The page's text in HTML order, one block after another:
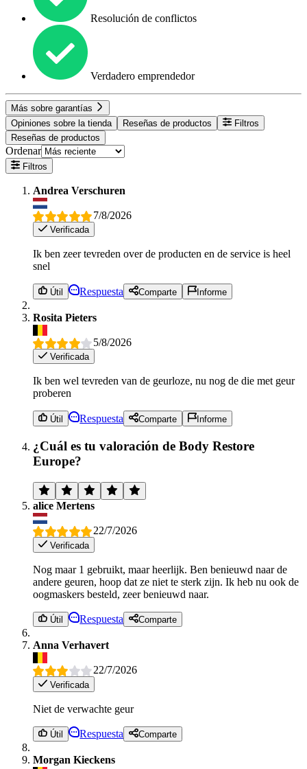
Resolución de conflictos
Verdadero emprendedor
Más sobre garantías
Opiniones sobre la tienda
Reseñas de productos
Filtros
Reseñas de productos
Ordenar
Filtros
Andrea Verschuren
7/8/2026
Verificada
Ik ben zeer tevreden over de producten en de service is heel
snel
Útil Respuesta Comparte Informe
Rosita Pieters
5/8/2026
Verificada
Ik ben wel tevreden van de geurloze, nu nog de die met geur
proberen
Útil Respuesta Comparte Informe
¿Cuál es tu valoración de Body Restore
Europe?
alice Mertens
22/7/2026
Verificada
Nog maar 1 gebruikt, maar heerlijk. Ben benieuwd naar de
andere geuren, hoop dat ze niet te sterk zijn. Ik heb nu ook de
oogmaskers besteld, zeer benieuwd naar.
Útil Respuesta Comparte
Anna Verhavert
22/7/2026
Verificada
Niet de verwachte geur
Útil Respuesta Comparte
Morgan Kieckens